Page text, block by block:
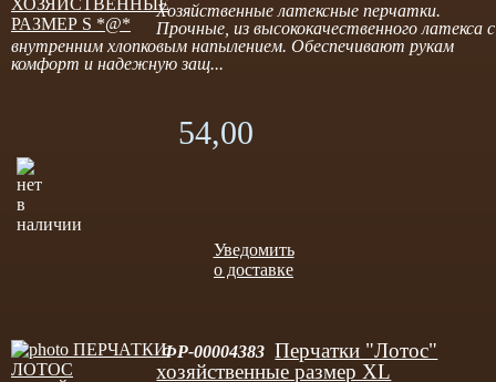
Хозяйственные латексные перчатки.
Прочные, из высококачественного латекса с
внутренним хлопковым напылением. Обеспечивают рукам
комфорт и надежную защ...
54,00
Уведомить
о доставке
ФР-00004383 Перчатки "Лотос"
хозяйственные размер XL